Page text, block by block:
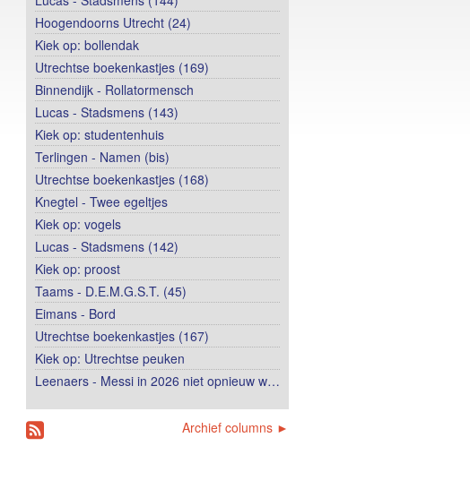
Hoogendoorns Utrecht (24)
Kiek op: bollendak
Utrechtse boekenkastjes (169)
Binnendijk - Rollatormensch
Lucas - Stadsmens (143)
Kiek op: studentenhuis
Terlingen - Namen (bis)
Utrechtse boekenkastjes (168)
Knegtel - Twee egeltjes
Kiek op: vogels
Lucas - Stadsmens (142)
Kiek op: proost
Taams - D.E.M.G.S.T. (45)
Eimans - Bord
Utrechtse boekenkastjes (167)
Kiek op: Utrechtse peuken
Leenaers - Messi in 2026 niet opnieuw w…
Archief columns ►